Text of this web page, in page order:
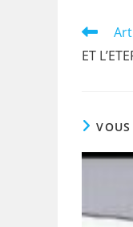
o
o
Read
articles
ET